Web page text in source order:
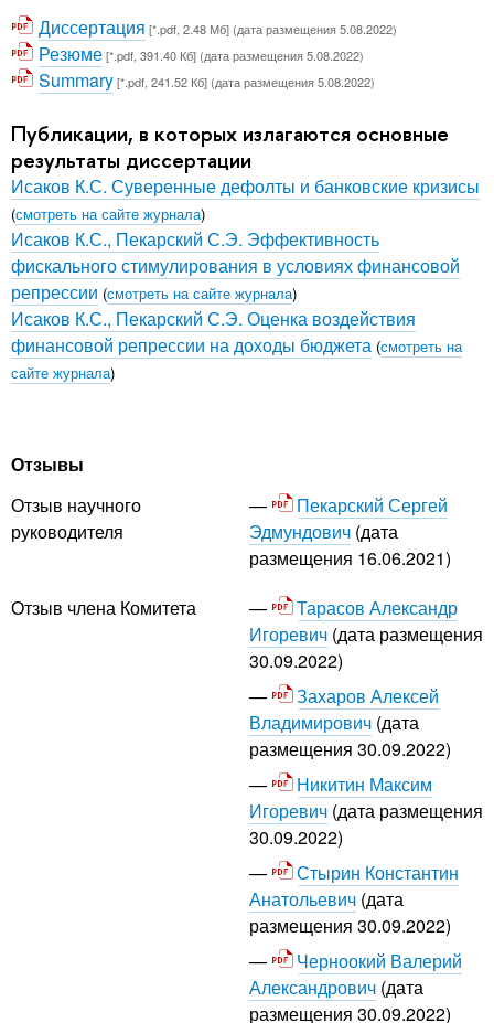
Диссертация [*.pdf, 2.48 Мб] (дата размещения 5.08.2022)
Резюме[*.pdf, 391.40 Кб] (дата размещения 5.08.2022)
Summary[*.pdf, 241.52 Кб] (дата размещения 5.08.2022)
Публикации, в которых излагаются основные
результаты диссертации
Исаков К.С. Суверенные дефолты и банковские кризисы
(смотреть на сайте журнала)
Исаков К.С., Пекарский С.Э. Эффективность
фискального стимулирования в условиях финансовой
репрессии (смотреть на сайте журнала)
Исаков К.С., Пекарский С.Э. Оценка воздействия
финансовой репрессии на доходы бюджета (смотреть на
сайте журнала)
Отзывы
Отзыв научного
руководителя
Пекарский Сергей
Эдмундович (дата
размещения 16.06.2021)
Отзыв члена Комитета
Тарасов Александр
Игоревич (дата размещения
30.09.2022)
Захаров Алексей
Владимирович (дата
размещения 30.09.2022)
Никитин Максим
Игоревич (дата размещения
30.09.2022)
Стырин Константин
Анатольевич (дата
размещения 30.09.2022)
Черноокий Валерий
Александрович (дата
размещения 30.09.2022)